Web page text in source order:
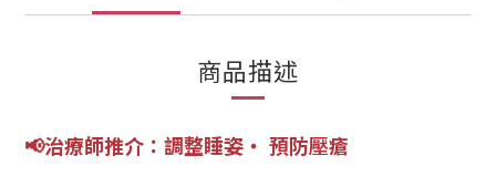
商品描述
📢治療師推介：調整睡姿‧ 預防壓瘡